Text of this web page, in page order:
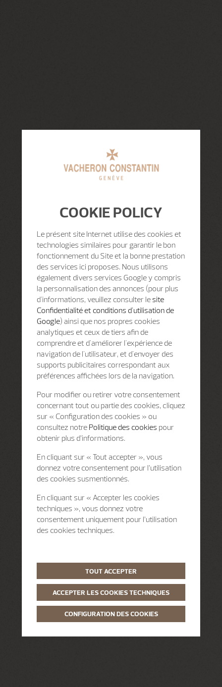
COOKIE POLICY
Le présent site Internet utilise des cookies et
technologies similaires pour garantir le bon
fonctionnement du Site et la bonne prestation
des services ici proposes. Nous utilisons
également divers services Google y compris
la personnalisation des annonces (pour plus
d'informations, veuillez consulter le site
Confidentialité et conditions d'utilisation de
Google) ainsi que nos propres cookies
analytiques et ceux de tiers afin de
comprendre et d'améliorer l'expérience de
navigation de l'utilisateur, et d'envoyer des
supports publicitaires correspondant aux
préférences affichées lors de la navigation.
Pour modifier ou retirer votre consentement
concernant tout ou partie des cookies, cliquez
sur « Configuration des cookies » ou
consultez notre Politique des cookies pour
obtenir plus d’informations.
En cliquant sur « Tout accepter », vous
donnez votre consentement pour l’utilisation
des cookies susmentionnés.
En cliquant sur « Accepter les cookies
techniques », vous donnez votre
consentement uniquement pour l’utilisation
des cookies techniques.
TOUT ACCEPTER
ACCEPTER LES COOKIES TECHNIQUES
CONFIGURATION DES COOKIES